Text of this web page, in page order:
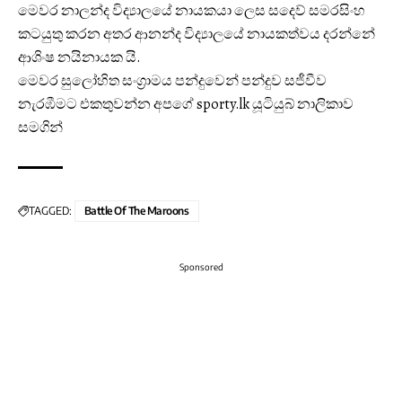
මෙවර නාලන්ද විද්‍යාලයේ නායකයා ලෙස සදෙව් සමරසිංහ
කටයුතු කරන අතර ආනන්ද විද්‍යාලයේ නායකත්වය දරන්නේ
ආශිංෂ නයිනායක යි.
මෙවර සුලෝහිත සංග්‍රාමය පන්දුවෙන් පන්දුව සජීවීව
නැරඹීමට එකතුවන්න අපගේsporty.lkයූටියුබ් නාලිකාව
සමගින්
TAGGED: Battle Of The Maroons
Sponsored